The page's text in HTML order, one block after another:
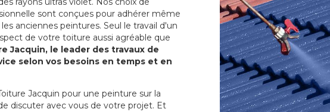
sont conçues pour adhérer même
anciennes peintures. Seul le travail d'un
de votre toiture aussi agréable que
Jacquin, le leader des travaux de
selon vos besoins en temps et en
Jacquin pour une peinture sur la
discuter avec vous de votre projet. Et